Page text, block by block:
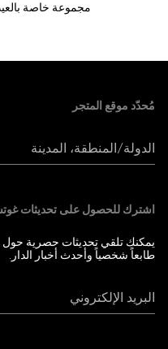
مجموعة خاصة
Footer
مُحدّد موقع المتجر
الدولة/المنطقة، المدينة
اشترك للحصول على تحديثات
يمكنك تلقي تحديثات حصرية حول
طابعاً شخصياً وأحدث أخبار الدار.
البريد الإلكتروني